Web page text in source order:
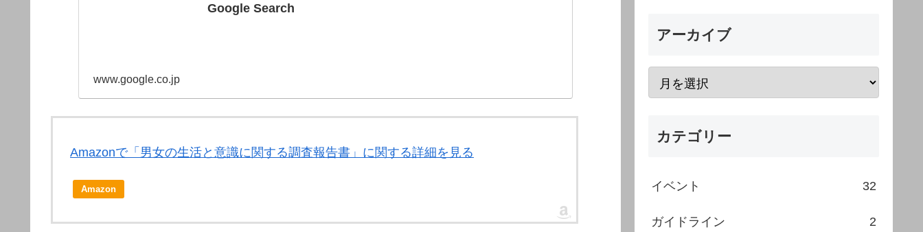
Google Search
www.google.co.jp
Amazonで「男女の生活と意識に関する調査報告書」に関する詳細を見る
Amazon
アーカイブ
カテゴリー
イベント 32
ガイドライン 2